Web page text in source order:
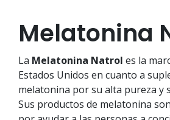
Melatonina
La Melatonina Natrol es la
Estados Unidos en cuanto a
melatonina por su alta pureza y
Sus productos de melatonina